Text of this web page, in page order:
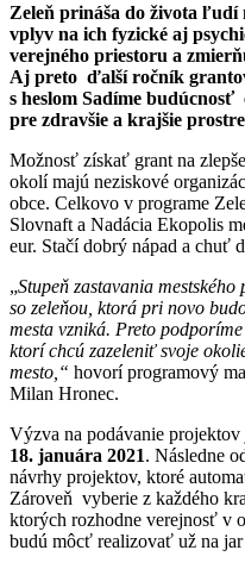
Zeleň prináša do života ľudí
vplyv na ich fyzické aj
verejného priestoru a
Aj preto ďalší ročník
s heslom Sadíme
pre zdravšie a krajšie
Možnosť získať grant na
okolí majú neziskové
obce. Celkovo v programe
Slovnaft a Nadácia Ekopolis
eur. Stačí dobrý nápad a chuť
„Stupeň zastavania
so zeleňou, ktorá pri novo
mesta vzniká. Preto
ktorí chcú zazeleniť svoje
mesto,“ hovorí programový
Milan Hronec.
Výzva na podávanie projektov
18. januára 2021. Následne
návrhy projektov, ktoré
Zároveň vyberie z každého
ktorých rozhodne verejnosť v
budú môcť realizovať už na jar